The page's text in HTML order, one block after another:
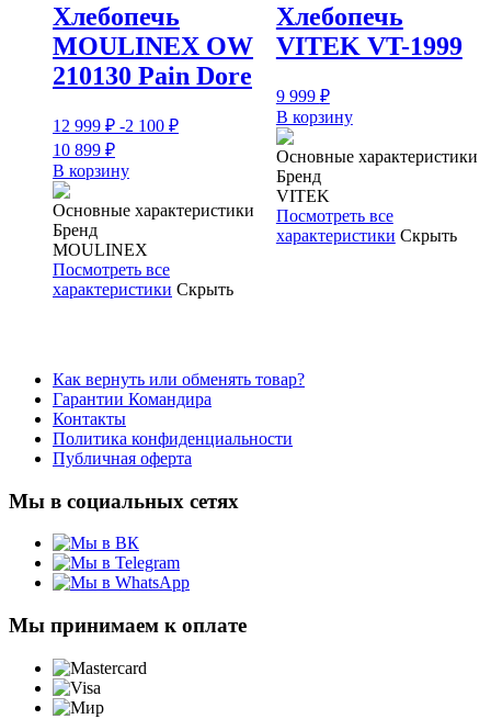
Хлебопечь
MOULINEX OW
210130 Pain Dore
12 999 ₽ -2 100 ₽
10 899 ₽
В корзину
Основные характеристики
Бренд
MOULINEX
Посмотреть все
характеристики Скрыть
Хлебопечь
VITEK VT-1999
9 999 ₽
В корзину
Основные характеристики
Бренд
VITEK
Посмотреть все
характеристики Скрыть
Как вернуть или обменять товар?
Гарантии Командира
Контакты
Политика конфиденциальности
Публичная оферта
Мы в социальных сетях
Мы принимаем к оплате